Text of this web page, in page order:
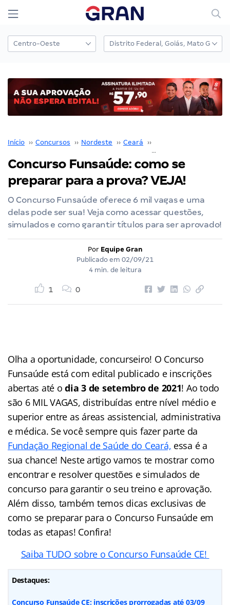
Início ›› Concursos ›› Nordeste ›› Ceará ››
Concurso Funsaúde: como se
preparar para a prova? VEJA!
O Concurso Funsaúde oferece 6 mil vagas e uma
delas pode ser sua! Veja como acessar questões,
simulados e como garantir títulos para ser aprovado!
Por Equipe Gran
Publicado em 02/09/21
4 min. de leitura
1 0
Olha a oportunidade, concurseiro! O Concurso
Funsaúde está com edital publicado e inscrições
abertas até odia 3 de setembro de 2021! Ao todo
são 6 MIL VAGAS, distribuídas entre nível médio e
superior entre as áreas assistencial, administrativa
e médica. Se você sempre quis fazer parte da
Fundação Regional de Saúde do Ceará, essa é a
sua chance! Neste artigo vamos te mostrar como
encontrar e resolver questões e simulados de
concurso para garantir o seu treino e aprovação.
Além disso, também temos dicas exclusivas de
como se preparar para o Concurso Funsaúde em
todas as etapas! Confira!
Saiba TUDO sobre o Concurso Funsaúde CE!
Destaques:
Concurso Funsaúde CE: inscrições prorrogadas até 03/09